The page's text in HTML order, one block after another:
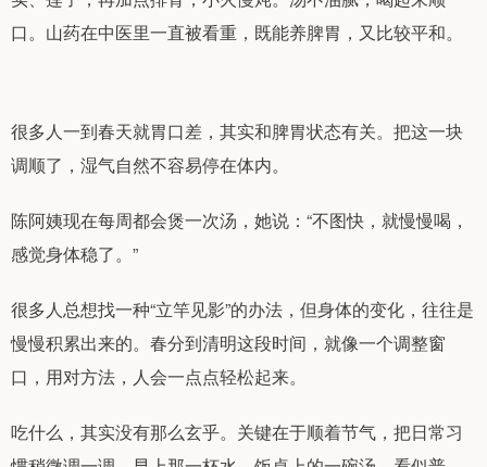
口。山药在中医里一直被看重，既能养脾胃，又比较平和。
很多人一到春天就胃口差，其实和脾胃状态有关。把这一块
调顺了，湿气自然不容易停在体内。
陈阿姨现在每周都会煲一次汤，她说：“不图快，就慢慢喝，
感觉身体稳了。”
很多人总想找一种“立竿见影”的办法，但身体的变化，往往是
慢慢积累出来的。春分到清明这段时间，就像一个调整窗
口，用对方法，人会一点点轻松起来。
吃什么，其实没有那么玄乎。关键在于顺着节气，把日常习